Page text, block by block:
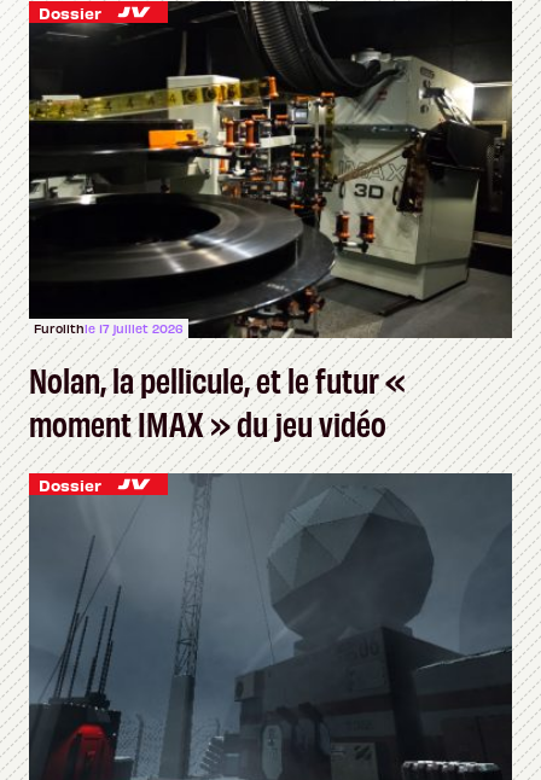
Dossier
Furolithle 17 juillet 2026
Nolan, la pellicule, et le futur «
moment IMAX » du jeu vidéo
Dossier